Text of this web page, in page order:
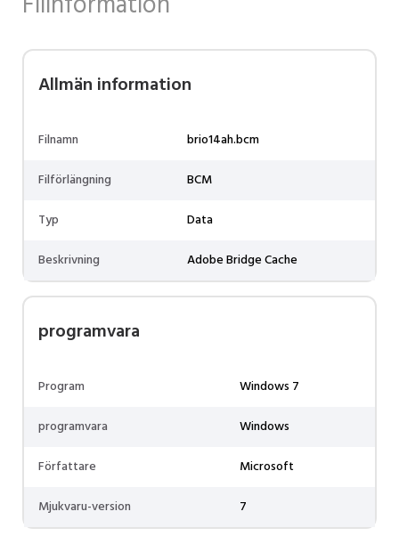
Allmän information
Filnamn
brio14ah.bcm
Filförlängning
BCM
Typ
Data
Beskrivning
Adobe Bridge Cache
programvara
Program
Windows 7
programvara
Windows
Författare
Microsoft
Mjukvaru-version
7